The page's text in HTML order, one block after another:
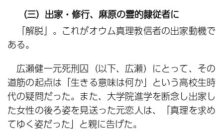
（三）出家・修行、麻原の霊的隷従者に
「解脱」。これがオウム真理教信者の出家動機で
ある。
広瀬健一元死刑囚（以下、広瀬）にとって、その
道筋の起点は「生きる意味は何か」という高校生時
代の疑問だった。また、大学院進学を断念し出家し
た女性の後ろ姿を見送った元恋人は、「真理を求め
てゆく姿だった」と親に告げた。